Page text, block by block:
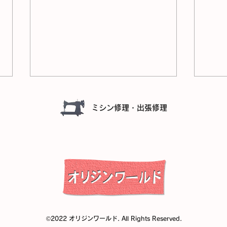
SINGER SND333 分解修理
依頼！！
ミシン修理・出張修理
©2022 オリジンワールド. All Rights Reserved.